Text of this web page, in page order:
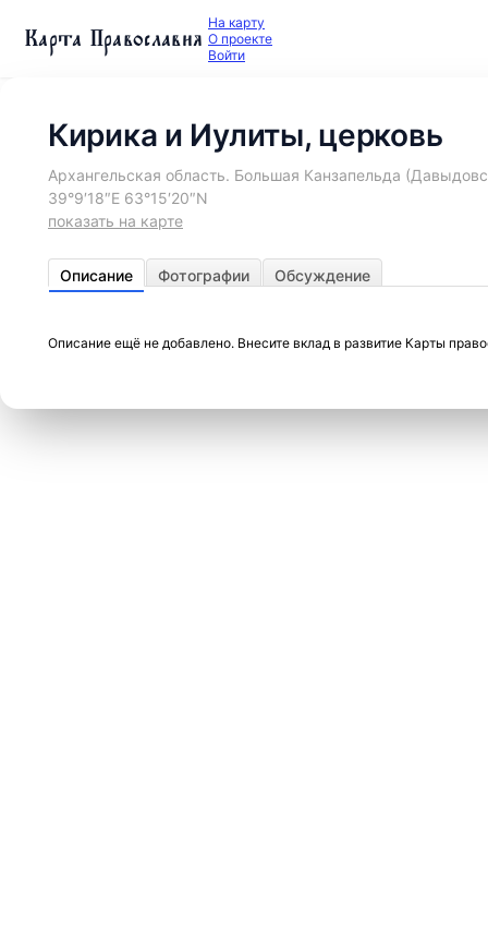
Карта Православия На карту
О проекте
Войти
Кирика и Иулиты, церковь
Архангельская область. Большая Канзапельда
39°9′18″E 63°15′20″N
показать на карте
Описание Фотографии Обсуждение
Описание ещё не добавлено. Внесите вклад в развитие Карты